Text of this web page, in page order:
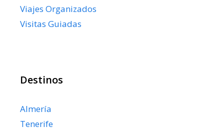
Viajes Organizados
Visitas Guiadas
Destinos
Almería
Tenerife